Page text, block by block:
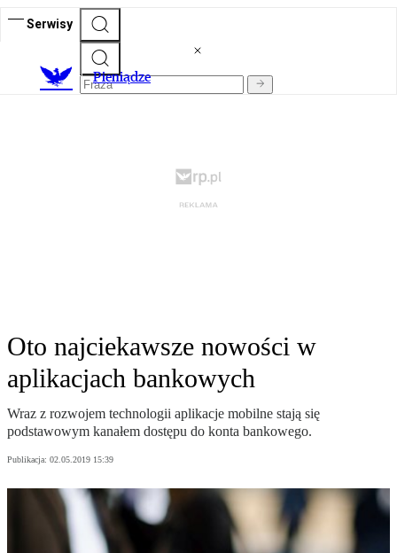
Serwisy
Pieniądze
Oto najciekawsze nowości w
aplikacjach bankowych
Wraz z rozwojem technologii aplikacje mobilne stają się
podstawowym kanałem dostępu do konta bankowego.
Publikacja: 02.05.2019 15:39